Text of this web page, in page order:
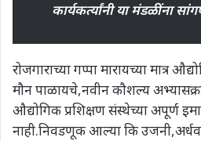
कार्यकर्त्यांनी या मंडळींना
रोजगाराच्या गप्पा मारायच्या मात्र
मौन पाळायचे,नवीन कौशल्य
औद्योगिक प्रशिक्षण संस्थेच्या अपूर्ण
नाही.निवडणूक आल्या कि